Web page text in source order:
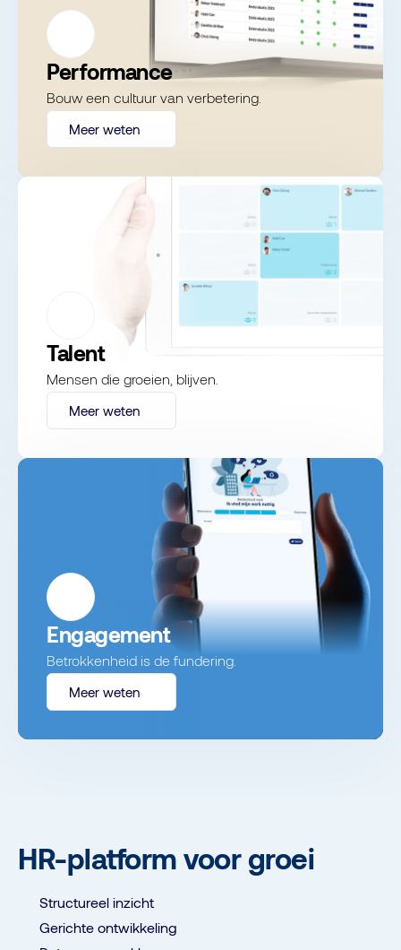
Performance
Bouw een cultuur van verbetering.
Meer weten
Talent
Mensen die groeien, blijven.
Meer weten
Engagement
Betrokkenheid is de fundering.
Meer weten
HR-platform voor groei
Structureel inzicht
Gerichte ontwikkeling